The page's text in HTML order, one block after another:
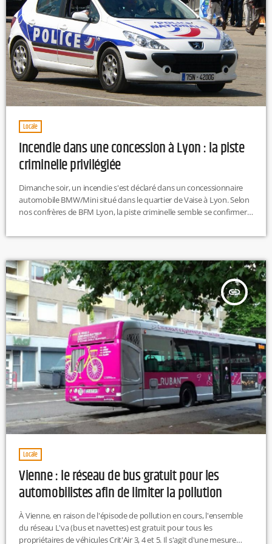
Locale
Incendie dans une concession à Lyon : la piste
criminelle privilégiée
Dimanche soir, un incendie s'est déclaré dans un concessionnaire
automobile BMW/Mini situé dans le quartier de Vaise à Lyon. Selon
nos confrères de BFM Lyon, la piste criminelle semble se confirmer.
individu se serait introduit par effraction dans la concession pour y
afin de fuir, l'homme aurait déclenché deux […]
insert_link
Locale
Vienne : le réseau de bus gratuit pour les
automobilistes afin de limiter la pollution
À Vienne, en raison de l'épisode de pollution en cours, l'ensemble
du réseau L'va (bus et navettes) est gratuit pour tous les
propriétaires de véhicules Crit'Air 3, 4 et 5. Il s'agit d'une mesure